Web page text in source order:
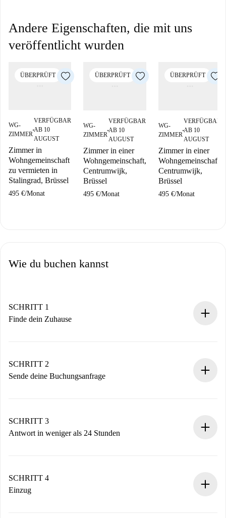
Andere Eigenschaften, die mit uns
veröffentlicht wurden
ÜBERPRÜFT
WG-
ZIMMER
■
VERFÜGBAR
AB 10
AUGUST
Zimmer in
Wohngemeinschaft
zu vermieten in
Stalingrad, Brüssel
495 €/Monat
ÜBERPRÜFT
WG-
ZIMMER
■
VERFÜGBAR
AB 10
AUGUST
Zimmer in einer
Wohngemeinschaft,
Centrumwijk,
Brüssel
495 €/Monat
ÜBERPRÜFT
WG-
ZIMMER
■
VERFÜGBAR
AB 10
AUGUST
Zimmer in einer
Wohngemeinschaft,
Centrumwijk,
Brüssel
495 €/Monat
Wie du buchen kannst
SCHRITT 1
Finde dein Zuhause
Du erhältst alle notwendigen Informationen im Voraus.
SCHRITT 2
Sende deine Buchungsanfrage
Denk daran, dass wir dich erst belasten, wenn der
Vermieter zustimmt.
SCHRITT 3
Antwort in weniger als 24 Stunden
stellen den Kontakt her.
Wenn der Vermieter ablehnen muss, entstehen keine
SCHRITT 4
Einzug